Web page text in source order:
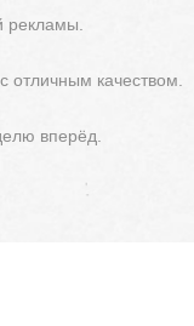
рекламы.
отличным качеством.
вперёд.